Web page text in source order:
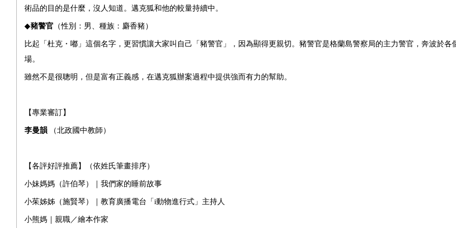
術品的目的是什麼，沒人知道。邁克狐和他的較量持續中。
◆豬警官 （性別：男、種族：麝香豬）
比起「杜克・嘟」這個名字，更習慣讓大家叫自己「豬警官」，因為顯得更親切。豬警官是格蘭島警察局的主力警官，奔波於各
場。
雖然不是很聰明，但是富有正義感，在邁克狐辦案過程中提供強而有力的幫助。
【專業審訂】
李曼韻 （北政國中教師）
【各評好評推薦】（依姓氏筆畫排序）
小妹媽媽（許伯琴）｜我們家的睡前故事
小茱姊姊（施賢琴）｜教育廣播電台「i動物進行式」主持人
小熊媽｜親職／繪本作家